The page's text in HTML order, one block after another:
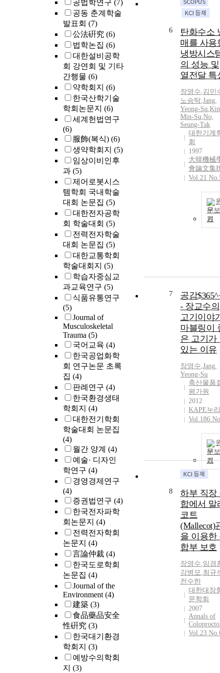
공법학연구 (7)
공동 춘계학술
발표회 (7)
公法硏究 (6)
법학논집 (6)
대한설비공학
회 강연회 및 기타
간행물 (6)
약학회지 (6)
한국산학기술
학회논문지 (6)
세계헌법연구
(6)
服飾(복식) (6)
생약학회지 (5)
임상이비인후
과 (5)
제어로봇시스
템학회 국내학술
대회 논문집 (5)
대한전자공학
회 학술대회 (5)
전력전자학술
대회 논문집 (5)
대한교통학회
학술대회지 (5)
학습자중심교
과교육연구 (5)
식품유통연구
(5)
Journal of
Musculoskeletal
Trauma (5)
국어교육 (4)
한국공업화학
회 연구논문 초록
집 (4)
판례연구 (4)
한국환경생태
학회지 (4)
대한전기학회
학술대회 논문집
(4)
월간 양계 (4)
예술· 디자인
학연구 (4)
경영경제연구
(4)
증권법연구 (4)
한국전자파학
회논문지 (4)
전력전자학회
논문지 (4)
言論仲裁 (4)
한국도로학회
논문집 (4)
Journal of the
Environment(4)
建築 (3)
食品藥品安全
性硏究 (3)
한국대기환경
학회지 (3)
예방수의학회
지 (3)
6
탄화수소
매를 사용
냉방시스
의 성능 및
열전달 특
장영수,김민
노승탁,Jang,
Yeong-Su,
Min-Su,No,
Seung-Tak
대한기계
회
1997
大韓機械
會論文集B
Vol.21
문보
기
7
공감
- 장교수의
고기이야
마블링이
은 고기가
있는 이유
장영수,Jang,
Yeong-Su
축산물품
평가원
2012
KAPE누리
Vol.186
문보
기
8
하부 직장
합에서 말
코트
(Mallecot)
을 이용한
합부 보호
장영수,임경
강병모,최규
전수한
대한대장
문학회
2007
Annals of
Vol.23